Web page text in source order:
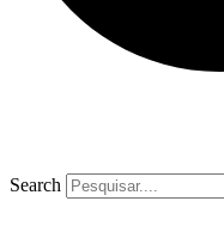
Search